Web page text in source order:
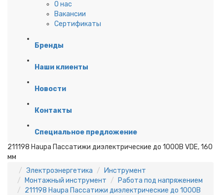
О нас
Вакансии
Сертификаты
Бренды
Наши клиенты
Новости
Контакты
Специальное предложение
211198 Haupa Пассатижи диэлектрические до 1000В VDE, 160
мм
Электроэнергетика
Инструмент
Монтажный инструмент
Работа под напряжением
211198 Haupa Пассатижи диэлектрические до 1000В